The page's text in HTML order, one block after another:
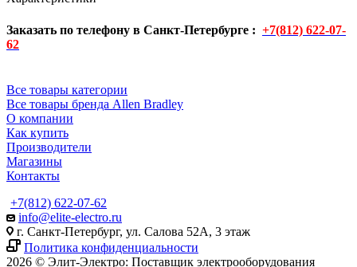
Заказать по телефону в Санкт-Петербурге : +7(812) 622-07-
62
Все товары категории
Все товары бренда Allen Bradley
О компании
Как купить
Производители
Магазины
Контакты
+7(812) 622-07-62
info@elite-electro.ru
г. Санкт-Петербург, ул. Салова 52А, 3 этаж
Политика конфиденциальности
2026 © Элит-Электро: Поставщик электрооборудования